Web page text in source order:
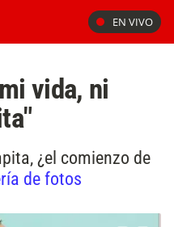
EN VIVO
vida, ni
¿el comienzo de
de fotos